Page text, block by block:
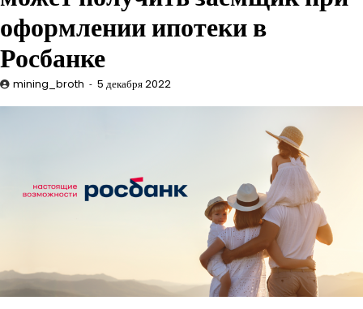
оформлении ипотеки в
Росбанке
mining_broth 5 декабря 2022